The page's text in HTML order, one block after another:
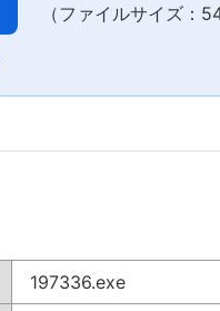
（ファイルサイズ：
197336.exe